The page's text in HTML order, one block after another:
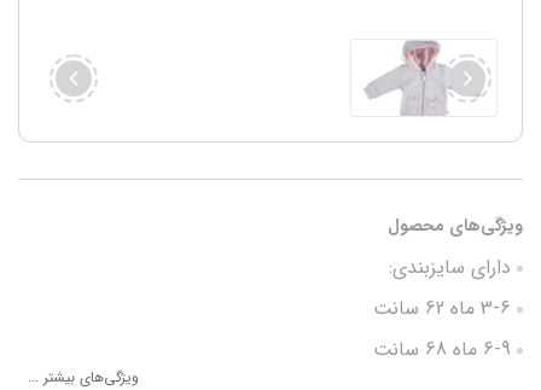
ویژگی‌های محصول
دارای سایزبندی:
3-6 ماه 62 سانت
6-9 ماه 68 سانت
ویژگی‌های بیشتر ...